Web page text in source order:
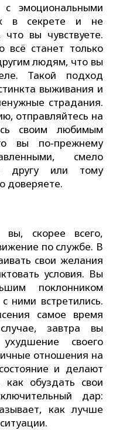
эмоциональными
в секрете и не
вы чувствуете.
всё станет только
людям, что вы
Такой подход
выживания и
страдания.
отправляйтесь на
своим любимым
вы по-прежнему
смело
другу или тому
доверяете.
скорее всего,
по службе. В
свои желания
условия. Вы
поклонником
встретились.
самое время
завтра вы
своего
отношения на
и делают
как обуздать свои
дар:
как лучше